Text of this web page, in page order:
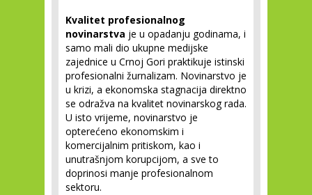
Kvalitet profesionalnog
novinarstva je u opadanju godinama, i
samo mali dio ukupne medijske
zajednice u Crnoj Gori praktikuje istinski
profesionalni žurnalizam. Novinarstvo je
u krizi, a ekonomska stagnacija direktno
se odražva na kvalitet novinarskog rada.
U isto vrijeme, novinarstvo je
opterećeno ekonomskim i
komercijalnim pritiskom, kao i
unutrašnjom korupcijom, a sve to
doprinosi manje profesionalnom
sektoru.